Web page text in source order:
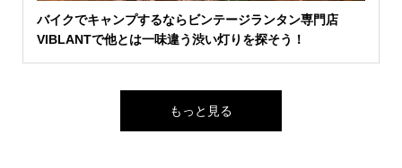
バイクでキャンプするならビンテージランタン専門店
VIBLANTで他とは一味違う渋い灯りを探そう！
もっと見る